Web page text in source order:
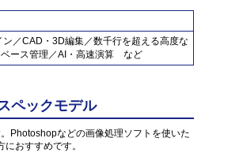
／CAD・3D編集／数千行を超える高度な
ース管理／AI・高速演算 など
ペックモデル
Photoshopなどの画像処理ソフトを使いた
おすすめです。